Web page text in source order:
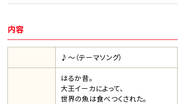
内容
♪～（テーマソング）
はるか昔。
大王イーカによって、
世界の魚は食べつくされた。